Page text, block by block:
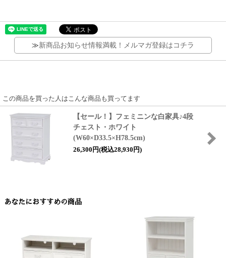
≫新商品お知らせ情報満載！メルマガ登録はコチラ
この商品を買った人はこんな商品も買ってます
【セール！】フェミニンな白家具♪4段
チェスト・ホワイト
(W60×D33.5×H78.5cm)
26,300円(税込28,930円)
あなたにおすすめの商品